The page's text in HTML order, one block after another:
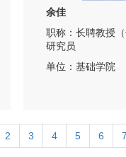
余佳
职称：长聘教授
研究员
单位：基础学院
2 3 4 5 6